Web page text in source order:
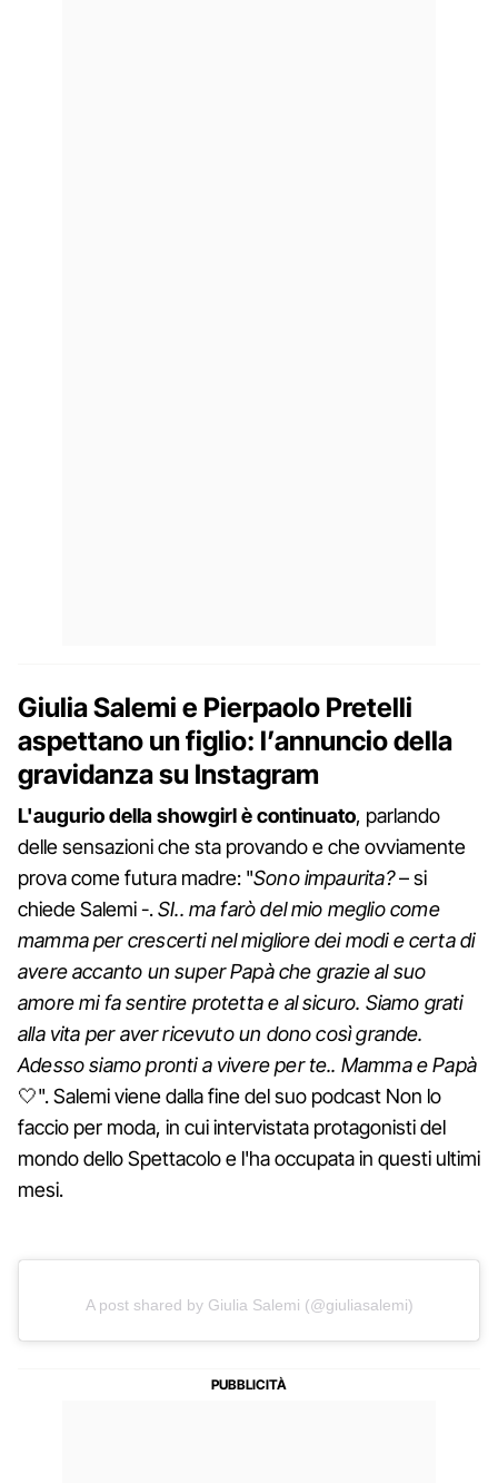
Giulia Salemi e Pierpaolo Pretelli
aspettano un figlio: l’annuncio della
gravidanza su Instagram
L'augurio della showgirl è continuato, parlando
delle sensazioni che sta provando e che ovviamente
prova come futura madre: "Sono impaurita?– si
chiede Salemi -.SI.. ma farò del mio meglio come
mamma per crescerti nel migliore dei modi e certa di
avere accanto un super Papà che grazie al suo
amore mi fa sentire protetta e al sicuro. Siamo grati
alla vita per aver ricevuto un dono così grande.
Adesso siamo pronti a vivere per te.. Mamma e Papà
🤍". Salemi viene dalla fine del suo podcast Non lo
faccio per moda, in cui intervistata protagonisti del
mondo dello Spettacolo e l'ha occupata in questi ultimi
mesi.
A post shared by Giulia Salemi (@giuliasalemi)